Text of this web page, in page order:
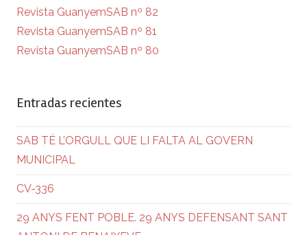
Revista GuanyemSAB nº 82
Revista GuanyemSAB nº 81
Revista GuanyemSAB nº 80
Entradas recientes
SAB TÉ L’ORGULL QUE LI FALTA AL GOVERN
MUNICIPAL
CV-336
29 ANYS FENT POBLE. 29 ANYS DEFENSANT SANT